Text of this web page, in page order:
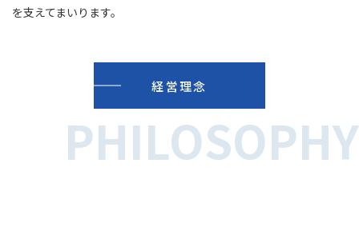
を支えてまいります。
経営理念
PHILOSOPHY